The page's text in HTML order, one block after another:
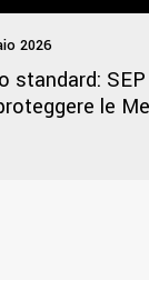
2026
standard:
le